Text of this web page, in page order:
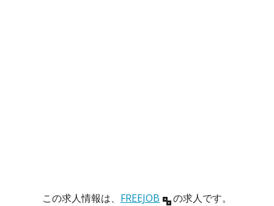
この求人情報は、 FREEJOB の求人です。